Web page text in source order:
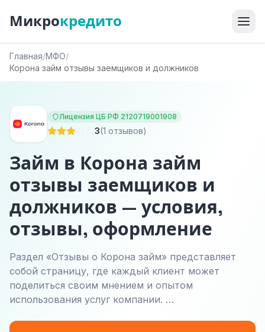
Микрокредито
Главная/МФО/
Корона займ отзывы заемщиков и должников
Лицензия ЦБ РФ 2120719001908
3(1 отзывов)
Займ в Корона займ
отзывы заемщиков и
должников — условия,
отзывы, оформление
Раздел «Отзывы о Корона займ» представляет
собой страницу, где каждый клиент может
поделиться своим мнением и опытом
использования услуг компании. …